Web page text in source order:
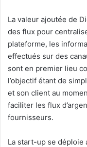
La valeur ajoutée de
des flux pour
plateforme, les
effectués sur des
sont en premier lieu
l’objectif étant de
et son client au
faciliter les flux
fournisseurs.
La start-up se